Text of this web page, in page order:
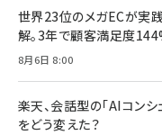
世界23位のメガECが実
解。3年で顧客満足度
8月6日 8:00
楽天、会話型の「AIコン
をどう変えた？